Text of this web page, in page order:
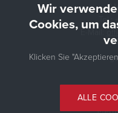
Wir
Cookies, um
Klicken Sie
ALLE